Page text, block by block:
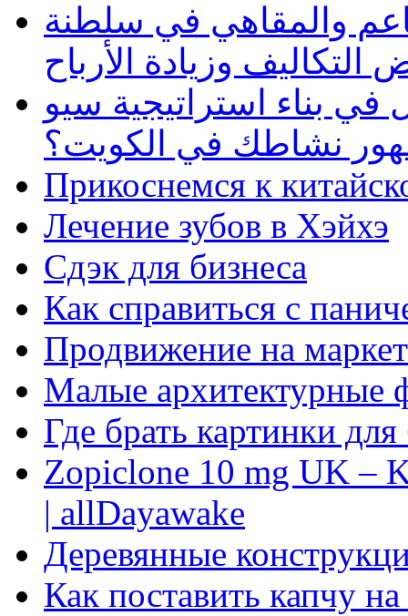
والمقاهي في سلطنة
وزيادة الأرباح
بناء استراتيجية سيو
نشاطك في الكويت؟
Прикоснемся к
Лечение зубов в Хэйхэ
Сдэк для бизнеса
Как справиться с
Продвижение на
Малые архитектурные
Где брать картинки
Zopiclone 10 mg UK –
| allDayawake
Деревянные
Как поставить капчу